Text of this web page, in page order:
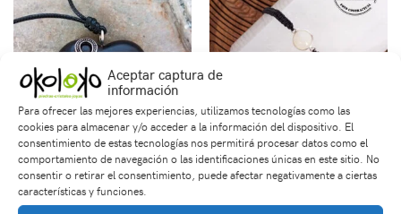
Aceptar captura de
información
Para ofrecer las mejores experiencias, utilizamos tecnologías como las
cookies para almacenar y/o acceder a la información del dispositivo. El
consentimiento de estas tecnologías nos permitirá procesar datos como el
comportamiento de navegación o las identificaciones únicas en este sitio. No
consentir o retirar el consentimiento, puede afectar negativamente a ciertas
características y funciones.
Dije en Ébano
$35,000
Pulsera Tejida Con
Piedra Ópalo
$450,000